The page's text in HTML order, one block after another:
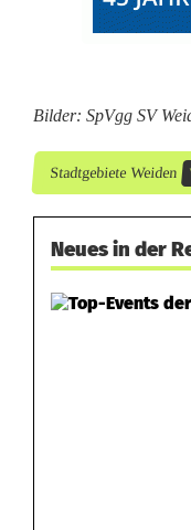
Bilder: SpVgg SV
Stadtgebiete Weiden
Neues in der